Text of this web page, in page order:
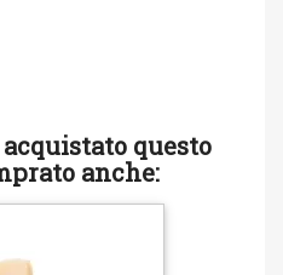
questo
anche: